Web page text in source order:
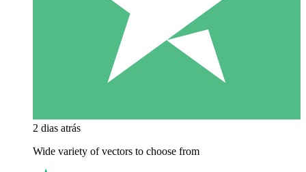
2 dias atrás
Wide variety of vectors to choose from